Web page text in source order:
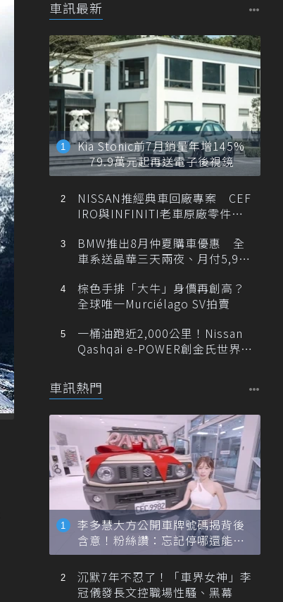
車訊最新
Kia Stonic前7月銷量年增145%
79.9萬元起再送電子後視鏡
NISSAN推經典車回廠專案 CEF
IRO與INFINITI老車原廠零件最
BMW推出8月仲夏購車優惠 全
車系送晶華三天兩夜、月付5,900
棕色手排「大牛」身價再創高？
全球唯一Murciélago SV拍賣
一桶油跑近2,000公里！Nissan
Qashqai e-POWER創金氏世界紀
車訊熱門
李多慧大方公開車牌號碼揭背後
含意！粉絲讚：忘記停哪還能幫
忙找車
沉默7年不忍了！「車界女神」李
冠儀發長文控職場性騷、黑幕